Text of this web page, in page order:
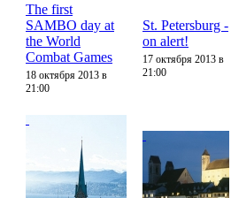
The first
SAMBO day at
the World
Combat Games
18 октября 2013 в
21:00
St. Petersburg -
on alert!
17 октября 2013 в
21:00